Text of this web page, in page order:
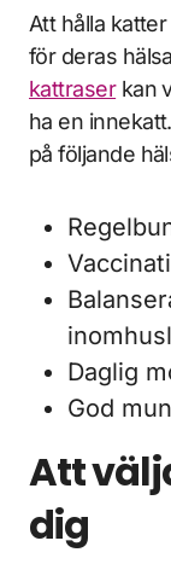
Att hålla
för deras
kattraserkan
ha en
på följande
Daglig
God
Att
dig